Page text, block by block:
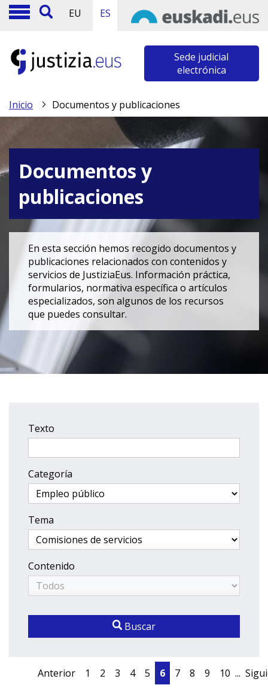
EU ES
Sede judicial
electrónica
Inicio Documentos y publicaciones
Documentos y
publicaciones
En esta sección hemos recogido documentos y
publicaciones relacionados con contenidos y
servicios de JustiziaEus. Información práctica,
formularios, normativa específica o artículos
especializados, son algunos de los recursos
que puedes consultar.
Texto
Categoría
Tema
Contenido
Buscar
Anterior 1 2 3 4 5 6 7 8 9 10 ...